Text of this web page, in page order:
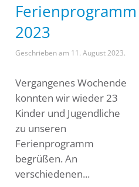
Ferienprogramm
2023
Geschrieben am 11. August 2023.
Vergangenes Wochende
konnten wir wieder 23
Kinder und Jugendliche
zu unseren
Ferienprogramm
begrüßen. An
verschiedenen...